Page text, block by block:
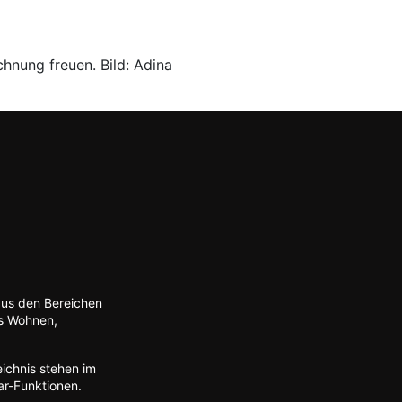
freuen. Bild: Adina
den Bereichen
Wohnen,
stehen im
Funktionen.